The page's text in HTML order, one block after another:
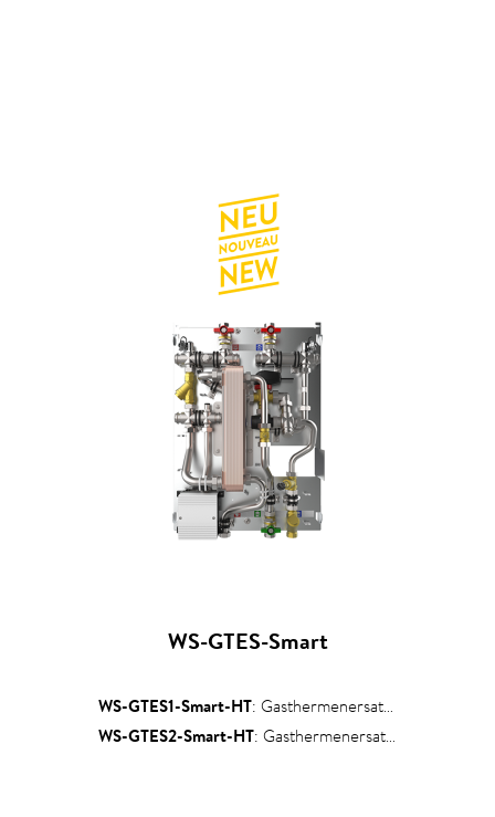
WS-GTES-Smart
WS-GTES1-Smart-HT: Gasthermenersatzstation
WS-GTES2-Smart-HT: Gasthermenersatzstation